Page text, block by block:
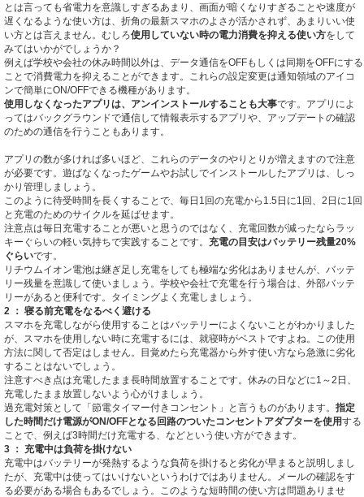
とは言っても省電力を意識しすぎるあまり、画面が暗くなりすぎることや速度が
遅くなるような使い方は、折角の最新スマホのよさが活かされず、あまりいい使
い方とは言えません。むしろ使用していない時の電力消費を抑える使い方をして
みてはいかがでしょうか？
例えば学校や会社の休み時間以外は、データ通信をOFFもしくは同期をOFFにする
ことで消費電力を抑えることができます。これらの設定変更は通知領域のアイコ
ンで簡単にON/OFFできる機種があります。
使用しなくなったアプリは、アンインストールすることも大事です。アプリによ
ってはバックグラウンドで通信して情報表示するアプリや、アップデートの確認
のための通信を行うこともあります。
アプリの数が多ければ多いほど、これらのデータのやりとりが増えますので注意
が必要です。遊ばなくなったゲームやお試しでインストールしたアプリは、しっ
かり管理しましょう。
このように待受時間を長くすることで、毎日1回の充電から1.5日に1回、2日に1回
と充電のためのサイクルを延ばせます。
注意点は毎日充電することが悪いと思うのではなく、充電回数が減ったならラッ
キーぐらいの軽い気持ちで実践することです。 充電の目安はバッテリー残量20%
ぐらいです。
リチウムイオン電池は継ぎ足し充電をしても極端な劣化はありませんが、バッテ
リー残量を意識して使いましょう。学校や会社で充電を行う場合は、外部バッテ
リーがあると便利です。タイミングよく充電しましょう。
2 ： 寝る前充電をなるべく避ける
スマホを充電しながら使用することはバッテリーによくないことがわかりました
が、スマホを使用しない時に充電するには、就寝時がベストですよね。この使用
方法に関して否定はしません。目覚めたら充電器から外す使い方なら急激に劣化
することはないでしょう。
注意すべき点は充電したまま長時間放置することです。休みの日などに1～2日、
充電したまま放置しないよう心がけましょう。
過充電対策として「節電タイマー付きコンセント」と言うものがあります。 指定
した時間だけ電源がON/OFFとなる回路のついたコンセントアダプターを使用する
ことで、例えば3時間だけ充電する、などという使い方ができます。
3 ： 充電中は負荷を掛けない
充電中はバッテリーが発熱するような負荷を掛けると劣化が早まると説明しまし
たが、充電中は使ってはいけないというわけではありません。メールの確認をす
る必要がある場合もあるでしょう。このような短時間の使い方は問題ありませ